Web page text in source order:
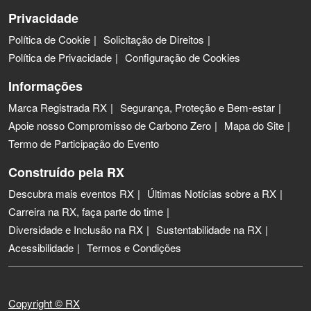
Privacidade
Política de Cookie
Solicitação de Direitos
Política de Privacidade
Configuração de Cookies
Informações
Marca Registrada RX
Segurança, Proteção e Bem-estar
Apoie nosso Compromisso de Carbono Zero
Mapa do Site
Termo de Participação do Evento
Construído pela RX
Descubra mais eventos RX
Últimas Notícias sobre a RX
Carreira na RX, faça parte do time
Diversidade e Inclusão na RX
Sustentabilidade na RX
Acessibilidade
Termos e Condições
Copyright © RX